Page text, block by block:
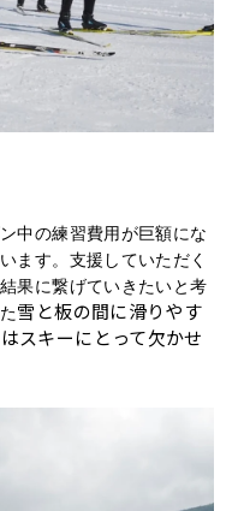
中の練習費用が巨額にな
ます。支援していただく
果に繋げていきたいと考
雪と板の間に滑りやす
スキーにとって欠かせ